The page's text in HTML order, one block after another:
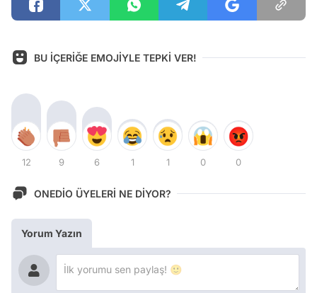
BU İÇERİĞE EMOJİYLE TEPKİ VER!
12 9 6 1 1 0 0
ONEDİO ÜYELERİ NE DİYOR?
Yorum Yazın